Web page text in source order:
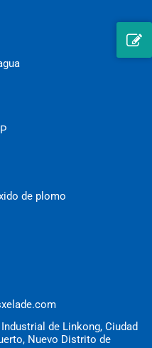
de plomo
de Linkong, Ciudad
Nuevo Distrito de